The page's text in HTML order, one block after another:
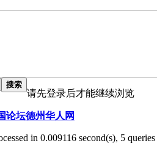
搜索
请先登录后才能继续浏览
论坛德州华人网
in 0.009116 second(s), 5 queries